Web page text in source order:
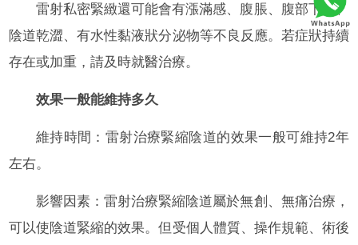
雷射私密緊緻還可能會有漲滿感、腹脹、腹部下墜、
陰道乾澀、有水性黏液狀分泌物等不良反應。若症狀持續
存在或加重，請及時就醫治療。
效果一般能維持多久
維持時間：雷射治療緊縮陰道的效果一般可維持2年
左右。
影響因素：雷射治療緊縮陰道屬於無創、無痛治療，
可以使陰道緊縮的效果。但受個人體質、操作規範、術後